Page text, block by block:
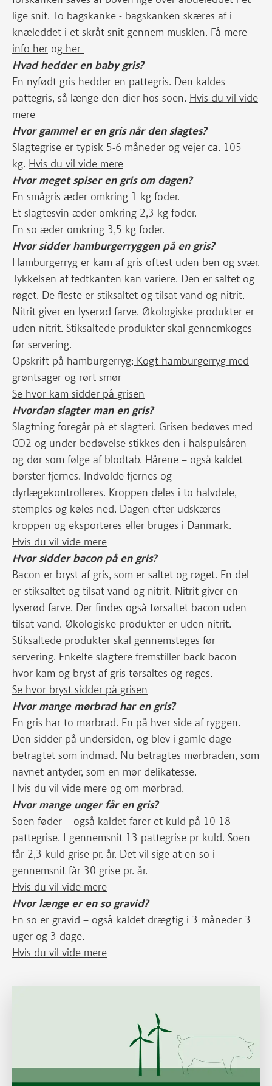
lige snit. To bagskanke - bagskanken skæres af i
knæleddet i et skråt snit gennem musklen. Få mere
info her og her
Hvad hedder en baby gris?
En nyfødt gris hedder en pattegris. Den kaldes
pattegris, så længe den dier hos soen. Hvis du vil vide
mere
Hvor gammel er en gris når den slagtes?
Slagtegrise er typisk 5-6 måneder og vejer ca. 105
kg. Hvis du vil vide mere
Hvor meget spiser en gris om dagen?
En smågris æder omkring 1 kg foder.
Et slagtesvin æder omkring 2,3 kg foder.
En so æder omkring 3,5 kg foder.
Hvor sidder hamburgerryggen på en gris?
Hamburgerryg er kam af gris oftest uden ben og svær.
Tykkelsen af fedtkanten kan variere. Den er saltet og
røget. De fleste er stiksaltet og tilsat vand og nitrit.
Nitrit giver en lyserød farve. Økologiske produkter er
uden nitrit. Stiksaltede produkter skal gennemkoges
før servering.
Opskrift på hamburgerryg: Kogt hamburgerryg med
grøntsager og rørt smør
Se hvor kam sidder på grisen
Hvordan slagter man en gris?
Slagtning foregår på et slagteri. Grisen bedøves med
CO2 og under bedøvelse stikkes den i halspulsåren
og dør som følge af blodtab. Hårene – også kaldet
børster fjernes. Indvolde fjernes og
dyrlægekontrolleres. Kroppen deles i to halvdele,
stemples og køles ned. Dagen efter udskæres
kroppen og eksporteres eller bruges i Danmark.
Hvis du vil vide mere
Hvor sidder bacon på en gris?
Bacon er bryst af gris, som er saltet og røget. En del
er stiksaltet og tilsat vand og nitrit. Nitrit giver en
lyserød farve. Der findes også tørsaltet bacon uden
tilsat vand. Økologiske produkter er uden nitrit.
Stiksaltede produkter skal gennemsteges før
servering. Enkelte slagtere fremstiller back bacon
hvor kam og bryst af gris tørsaltes og røges.
Se hvor bryst sidder på grisen
Hvor mange mørbrad har en gris?
En gris har to mørbrad. En på hver side af ryggen.
Den sidder på undersiden, og blev i gamle dage
betragtet som indmad. Nu betragtes mørbraden, som
navnet antyder, som en mør delikatesse.
Hvis du vil vide mere og om mørbrad.
Hvor mange unger får en gris?
Soen føder – også kaldet farer et kuld på 10-18
pattegrise. I gennemsnit 13 pattegrise pr kuld. Soen
får 2,3 kuld grise pr. år. Det vil sige at en so i
gennemsnit får 30 grise pr. år.
Hvis du vil vide mere
Hvor længe er en so gravid?
En so er gravid – også kaldet drægtig i 3 måneder 3
uger og 3 dage.
Hvis du vil vide mere